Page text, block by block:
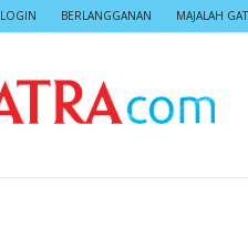
BERLANGGANAN MAJALAH